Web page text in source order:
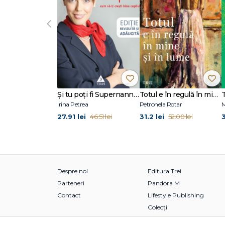
Tipurile de personalitate INFJ şi INTJ
Capitolul 9. Analiştii: examinează şi evaluează.
Tipurile de personalitate ISTP şi INTP
Capitolul 10. Intensificatorii: îngrijesc şi conectează.
Tipurile de personalitate ISFP şi INFP
Capitolul 11. Evaluarea situaţiei
Capitolul 12. Configurarea carierei tale
Bibliografie
Şi tu poţi fi Supernanny 1
Irina Petrea
27.91 lei 46.51 lei
Totul e în regulă în mine și în lume
Petronela Rotar
31.2 lei 52.00 lei
‹
Despre noi
Parteneri
Contact
Editura Trei
Pandora M
Lifestyle Publishing
Colecții